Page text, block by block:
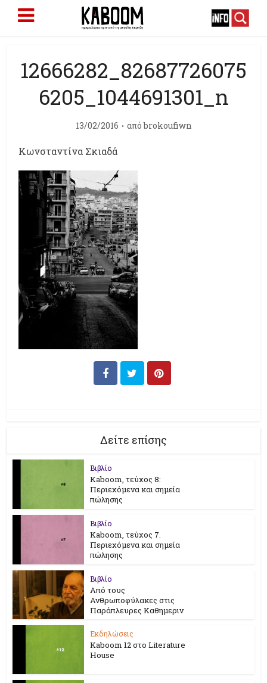
12666282_82687726075
6205_1044691301_n
13/02/2016 απόbrokoufiwn
Κωνσταντίνα Σκιαδά
Δείτε επίσης
Βιβλίο
Kaboom, τεύχος 8:
Περιεχόμενα και σημεία
πώλησης
Βιβλίο
Kaboom, τεύχος 7.
Περιεχόμενα και σημεία
πώλησης
Βιβλίο
Από τους
Ανθρωποφύλακες στις
Παράπλευρες Καθημεριν
Εκδηλώσεις
Kaboom 12 στο Literature
House